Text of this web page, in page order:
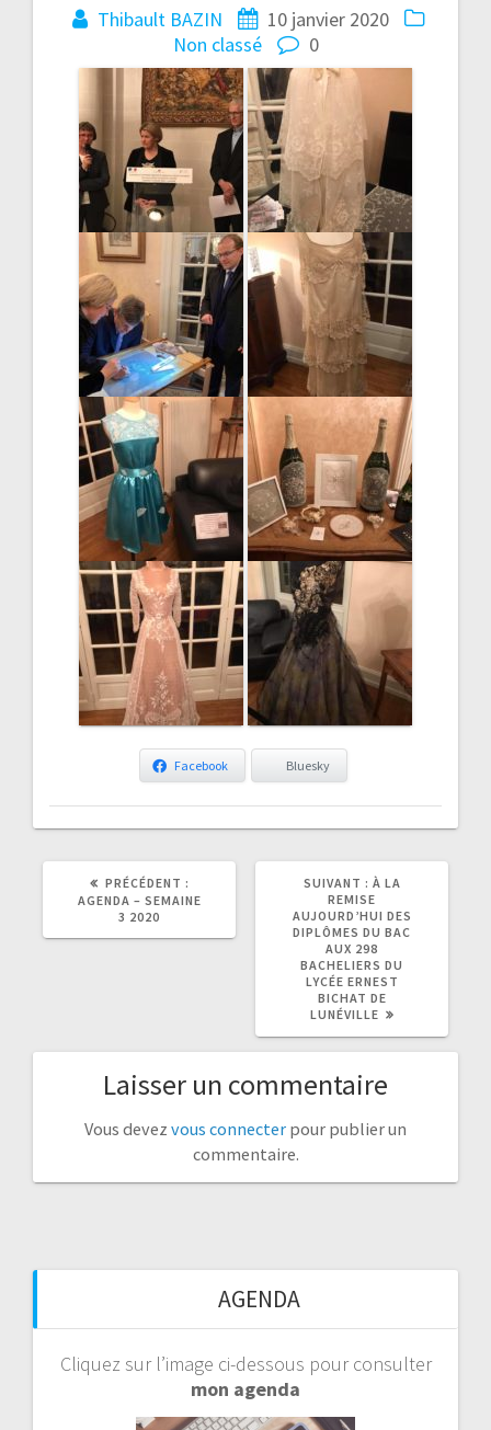
Thibault BAZIN
10 janvier 2020
Non classé
0
Facebook Bluesky
PRÉCÉDENT :
ARTICLE
PRÉCÉDENT
AGENDA – SEMAINE
3 2020
SUIVANT :
ARTICLE
À LA
REMISE
AUJOURD’HUI DES
DIPLÔMES DU BAC
AUX 298
BACHELIERS DU
LYCÉE ERNEST
BICHAT DE
LUNÉVILLE
Laisser un commentaire
Vous devez vous connecter pour publier un
commentaire.
AGENDA
Cliquez sur l’image ci-dessous pour consulter
mon agenda